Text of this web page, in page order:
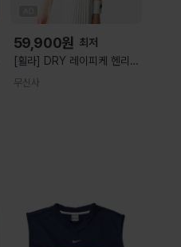
59,900원 최저
[휠라] DRY 레이피케 헨리넥
반팔티
무신사